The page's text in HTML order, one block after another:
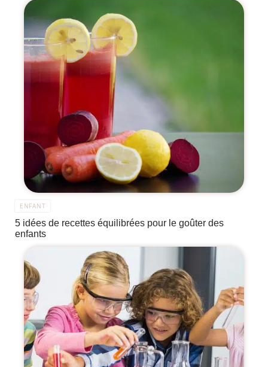
ENFANT
5 idées de recettes équilibrées pour le goûter des
enfants